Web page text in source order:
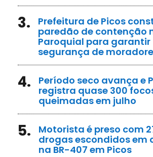
3.
Prefeitura de Picos
paredão de contenção
Paroquial para garantir
segurança de
4.
Período seco avança e
registra quase 300
queimadas em julho
5.
Motorista é preso com
drogas escondidos em
na BR-407 em Picos